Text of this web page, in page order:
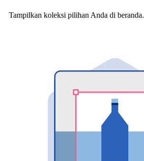
Tampilkan koleksi pilihan Anda di beranda.